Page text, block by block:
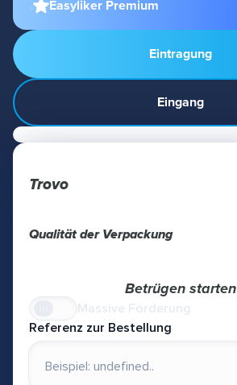
Easyliker Premium
Eintragung
Eingang
Trovo
Qualität der Verpackung
Betrügen starten
Referenz zur Bestellung